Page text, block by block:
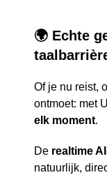
🌍 Echte
Of je nu reist,
ontmoet: met
elk moment.
De realtime
natuurlijk,